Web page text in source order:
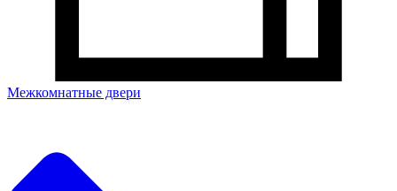
Межкомнатные двери